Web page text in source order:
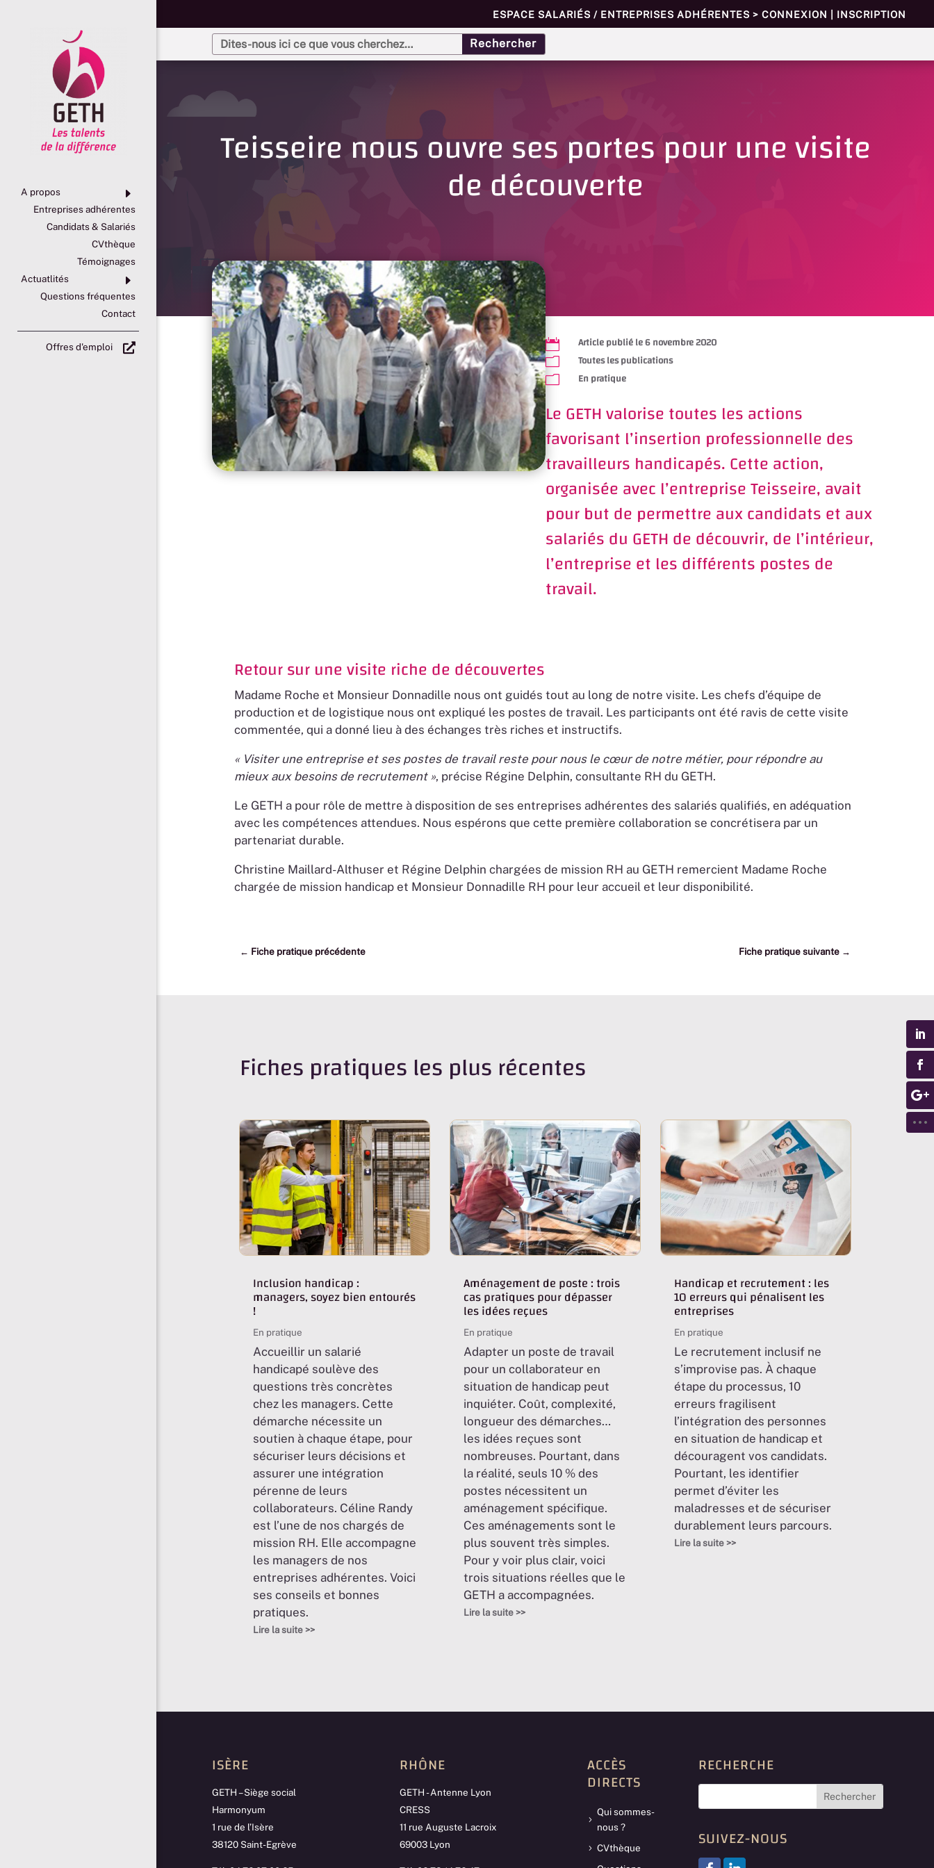
E
A propos
Entreprises adhérentes
Candidats & Salariés
CVthèque
Témoignages
E
Actuatlités
Questions fréquentes
Contact

Offres d'emploi
ESPACE SALARIÉS / ENTREPRISES ADHÉRENTES > CONNEXION | INSCRIPTION
Teisseire nous ouvre ses portes pour une visite
de découverte
 Article publié le 6 novembre 2020
m Toutes les publications
m En pratique
Le GETH valorise toutes les actions
favorisant l’insertion professionnelle des
travailleurs handicapés. Cette action,
organisée avec l’entreprise Teisseire, avait
pour but de permettre aux candidats et aux
salariés du GETH de découvrir, de l’intérieur,
l’entreprise et les différents postes de
travail.
Retour sur une visite riche de découvertes
Madame Roche et Monsieur Donnadille nous ont guidés tout au long de notre visite. Les chefs d’équipe de
production et de logistique nous ont expliqué les postes de travail. Les participants ont été ravis de cette visite
commentée, qui a donné lieu à des échanges très riches et instructifs.
« Visiter une entreprise et ses postes de travail reste pour nous le cœur de notre métier, pour répondre au
mieux aux besoins de recrutement », précise Régine Delphin, consultante RH du GETH.
Le GETH a pour rôle de mettre à disposition de ses entreprises adhérentes des salariés qualifiés, en adéquation
avec les compétences attendues. Nous espérons que cette première collaboration se concrétisera par un
partenariat durable.
Christine Maillard-Althuser et Régine Delphin chargées de mission RH au GETH remercient Madame Roche
chargée de mission handicap et Monsieur Donnadille RH pour leur accueil et leur disponibilité.
← Fiche pratique précédente Fiche pratique suivante →
Fiches pratiques les plus récentes
Inclusion handicap :
managers, soyez bien entourés
!
En pratique
Accueillir un salarié
handicapé soulève des
questions très concrètes
chez les managers. Cette
démarche nécessite un
soutien à chaque étape, pour
sécuriser leurs décisions et
assurer une intégration
pérenne de leurs
collaborateurs. Céline Randy
est l’une de nos chargés de
mission RH. Elle accompagne
les managers de nos
entreprises adhérentes. Voici
ses conseils et bonnes
pratiques.
Lire la suite >>
Aménagement de poste : trois
cas pratiques pour dépasser
les idées reçues
En pratique
Adapter un poste de travail
pour un collaborateur en
situation de handicap peut
inquiéter. Coût, complexité,
longueur des démarches…
les idées reçues sont
nombreuses. Pourtant, dans
la réalité, seuls 10 % des
postes nécessitent un
aménagement spécifique.
Ces aménagements sont le
plus souvent très simples.
Pour y voir plus clair, voici
trois situations réelles que le
GETH a accompagnées.
Lire la suite >>
Handicap et recrutement : les
10 erreurs qui pénalisent les
entreprises
En pratique
Le recrutement inclusif ne
s’improvise pas. À chaque
étape du processus, 10
erreurs fragilisent
l’intégration des personnes
en situation de handicap et
découragent vos candidats.
Pourtant, les identifier
permet d’éviter les
maladresses et de sécuriser
durablement leurs parcours.
Lire la suite >>
ISÈRE
GETH – Siège social
Harmonyum
1 rue de l’Isère
38120 Saint-Egrève
RHÔNE
GETH - Antenne Lyon
CRESS
11 rue Auguste Lacroix
69003 Lyon
ACCÈS
DIRECTS
Qui sommes-
nous ?
CVthèque
RECHERCHE
SUIVEZ-NOUS